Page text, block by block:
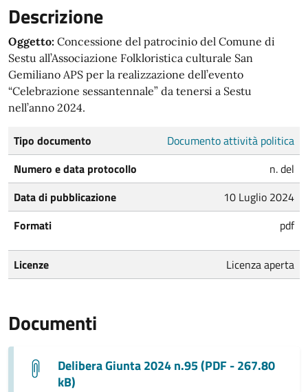
Descrizione
Oggetto: Concessione del patrocinio del Comune di
Sestu all’Associazione Folkloristica culturale San
Gemiliano APS per la realizzazione dell’evento
“Celebrazione sessantennale” da tenersi a Sestu
nell’anno 2024.
Tipo documento
Documento attività politica
Numero e data protocollo
n. del
Data di pubblicazione
10 Luglio 2024
Formati
pdf
Licenze Licenza aperta
Documenti
Delibera Giunta 2024 n.95 (PDF - 267.80
kB)